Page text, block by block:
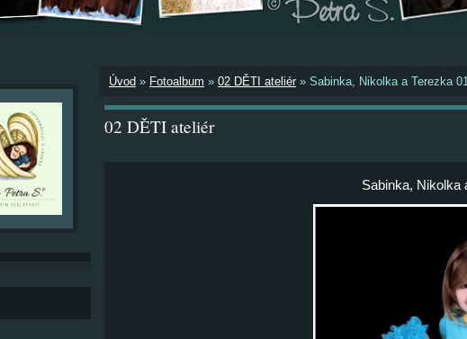
Úvod » Fotoalbum » 02 DĚTI ateliér » Sabinka, Nikolka a Terezka
02 DĚTI ateliér
Sabinka, Nikolka